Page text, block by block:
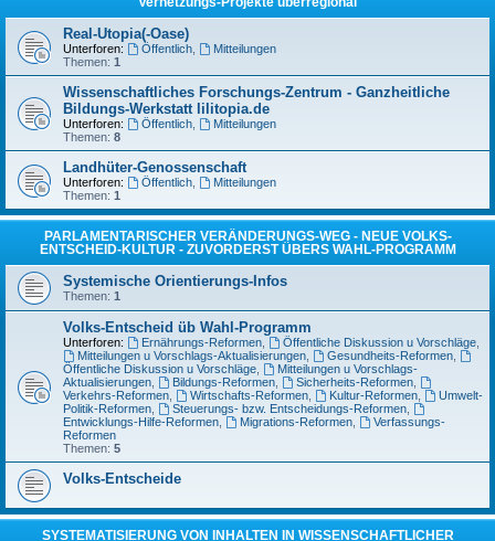
Real-Utopia(-Oase)
Unterforen: Öffentlich,
Mitteilungen
Themen: 1
Wissenschaftliches Forschungs-Zentrum - Ganzheitliche
Bildungs-Werkstatt lilitopia.de
Unterforen: Öffentlich,
Mitteilungen
Themen: 8
Landhüter-Genossenschaft
Unterforen: Öffentlich,
Mitteilungen
Themen: 1
PARLAMENTARISCHER VERÄNDERUNGS-WEG - NEUE VOLKS-
ENTSCHEID-KULTUR - ZUVORDERST ÜBERS WAHL-PROGRAMM
Systemische Orientierungs-Infos
Themen: 1
Volks-Entscheid üb Wahl-Programm
Unterforen: Ernährungs-Reformen, Öffentliche Diskussion u Vorschläge,
Mitteilungen u Vorschlags-Aktualisierungen, Gesundheits-Reformen,
Öffentliche Diskussion u Vorschläge
Mitteilungen u Vorschlags-
Aktualisierungen
Bildungs-Reformen, Sicherheits-Reformen,
Verkehrs-Reformen
Wirtschafts-Reformen, Kultur-Reformen,
Umwelt-
Politik-Reformen
Steuerungs- bzw. Entscheidungs-Reformen,
Entwicklungs-Hilfe-Reformen
Migrations-Reformen,
Verfassungs-
Reformen
Themen: 5
Volks-Entscheide
SYSTEMATISIERUNG VON INHALTEN IN WISSENSCHAFTLICHER